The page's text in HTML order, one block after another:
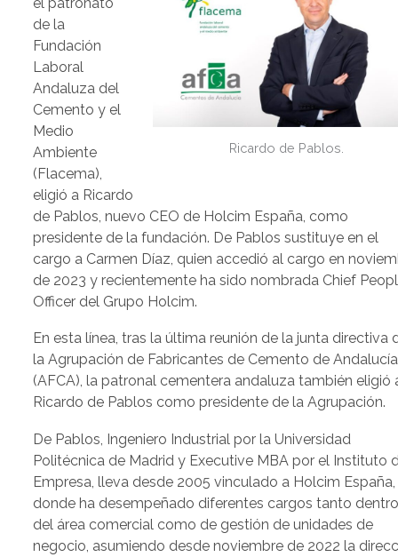
Ricardo de Pablos.
de la
Fundación
Laboral
Andaluza del
Cemento y el
Medio
Ambiente
(Flacema),
eligió a Ricardo
de Pablos, nuevo CEO de Holcim España, como
presidente de la fundación. De Pablos sustituye en el
cargo a Carmen Díaz, quien accedió al cargo en
de 2023 y recientemente ha sido nombrada Chief
Officer del Grupo Holcim.
En esta línea, tras la última reunión de la junta directiva
la Agrupación de Fabricantes de Cemento de Andalucía
(AFCA), la patronal cementera andaluza también eligió
Ricardo de Pablos como presidente de la Agrupación.
De Pablos, Ingeniero Industrial por la Universidad
Politécnica de Madrid y Executive MBA por el Instituto
Empresa, lleva desde 2005 vinculado a Holcim España,
donde ha desempeñado diferentes cargos tanto
del área comercial como de gestión de unidades de
negocio, asumiendo desde noviembre de 2022 la